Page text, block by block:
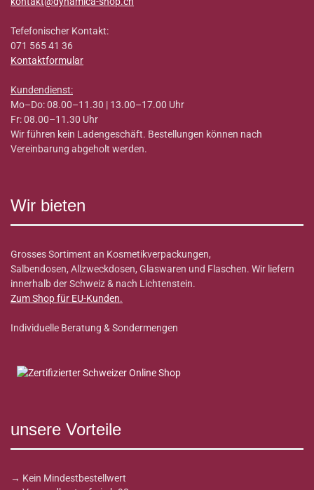
Tefefonischer Kontakt:
071 565 41 36
Kontaktformular
Kundendienst:
Mo–Do: 08.00–11.30 | 13.00–17.00 Uhr
Fr: 08.00–11.30 Uhr
Wir führen kein Ladengeschäft. Bestellungen können nach
Vereinbarung abgeholt werden.
Wir bieten
Grosses Sortiment an Kosmetikverpackungen,
Salbendosen, Allzweckdosen, Glaswaren und Flaschen. Wir liefern
innerhalb der Schweiz & nach Lichtenstein.
Zum Shop für EU-Kunden.
Individuelle Beratung & Sondermengen
unsere Vorteile
→ Kein Mindestbestellwert